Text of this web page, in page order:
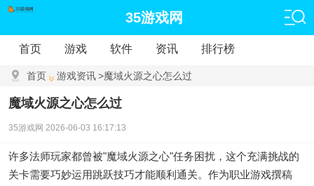
35游戏网
首页 游戏 软件 资讯 排行榜
首页 游戏资讯>魔域火源之心怎么过
魔域火源之心怎么过
35游戏网 2026-06-03 16:17:13
许多法师玩家都曾被"魔域火源之心"任务困扰，这个充满挑战的
关卡需要巧妙运用跳跃技巧才能顺利通关。作为职业游戏撰稿